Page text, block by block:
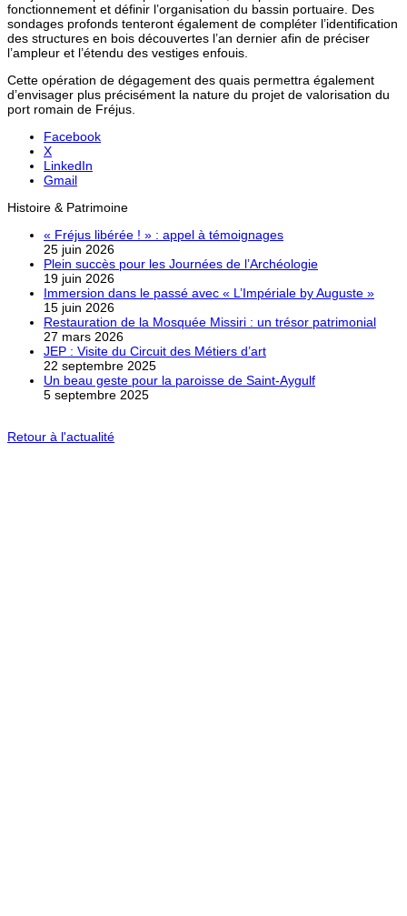
fonctionnement et définir l’organisation du bassin portuaire. Des
sondages profonds tenteront également de compléter l’identification
des structures en bois découvertes l’an dernier afin de préciser
l’ampleur et l’étendu des vestiges enfouis.
Cette opération de dégagement des quais permettra également
d’envisager plus précisément la nature du projet de valorisation du
port romain de Fréjus.
Facebook
X
LinkedIn
Gmail
Histoire & Patrimoine
« Fréjus libérée ! » : appel à témoignages
25 juin 2026
Plein succès pour les Journées de l’Archéologie
19 juin 2026
Immersion dans le passé avec « L’Impériale by Auguste »
15 juin 2026
Restauration de la Mosquée Missiri : un trésor patrimonial
27 mars 2026
JEP : Visite du Circuit des Métiers d’art
22 septembre 2025
Un beau geste pour la paroisse de Saint-Aygulf
5 septembre 2025
Retour à l'actualité